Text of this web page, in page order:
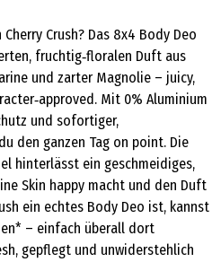
Crush? Das 8x4 Body Deo
fruchtig‑floralen Duft aus
und zarter Magnolie – juicy,
Mit 0% Aluminium
und sofortiger,
den ganzen Tag on point. Die
hinterlässt ein geschmeidiges,
Skin happy macht und den Duft
ein echtes Body Deo ist, kannst
– einfach überall dort
gepflegt und unwiderstehlich